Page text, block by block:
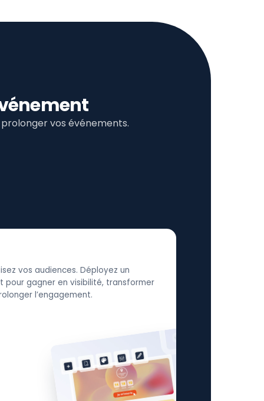
vos événements.
vos audiences. Déployez un
gagner en visibilité, transformer
l’engagement.